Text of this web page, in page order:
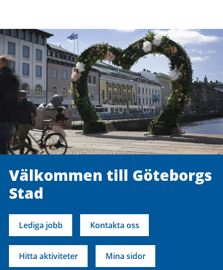
Välkommen till Göteborgs
Stad
Lediga jobb Kontakta oss
Hitta aktiviteter Mina sidor